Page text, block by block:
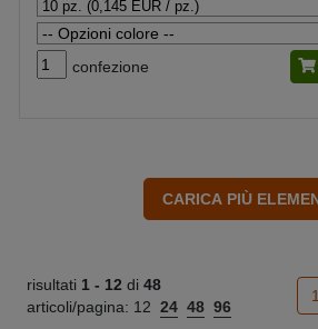
confezione
risultati 1 - 12 di 48
articoli/pagina: 12 24 48 96
1